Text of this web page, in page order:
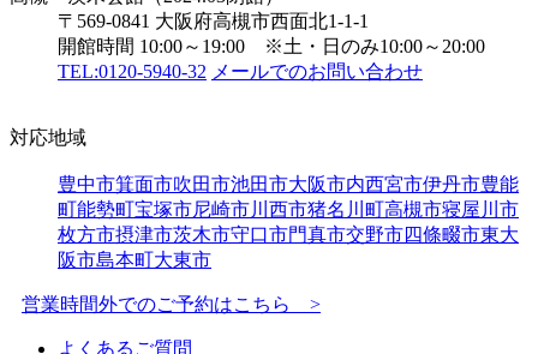
〒569-0841 大阪府高槻市西面北1-1-1
開館時間 10:00～19:00 ※土・日のみ10:00～20:00
TEL:0120-5940-32 メールでのお問い合わせ
対応地域
豊中市箕面市吹田市池田市大阪市内西宮市伊丹市豊能
町能勢町宝塚市尼崎市川西市猪名川町高槻市寝屋川市
枚方市摂津市茨木市守口市門真市交野市四條畷市東大
阪市島本町大東市
営業時間外でのご予約はこちら >
よくあるご質問